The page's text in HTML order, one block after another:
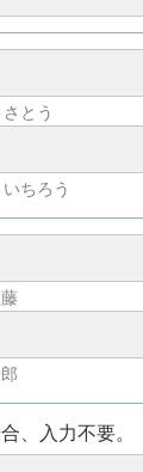
とう
ちろう
、入力不要。